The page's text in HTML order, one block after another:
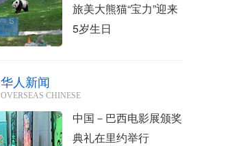
旅美大熊猫“宝力”迎来
5岁生日
华人新闻
OVERSEAS CHINESE
中国－巴西电影展颁奖
典礼在里约举行